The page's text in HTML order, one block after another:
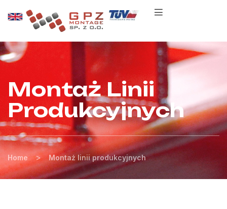
Montaż Linii
Produkcyjnych
Home > Montaż linii produkcyjnych